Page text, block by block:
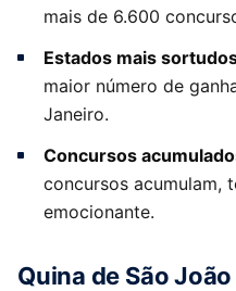
mais de 6.600
Estados mais
maior número de
Janeiro.
Concursos
concursos acumulam,
emocionante.
Quina de São João